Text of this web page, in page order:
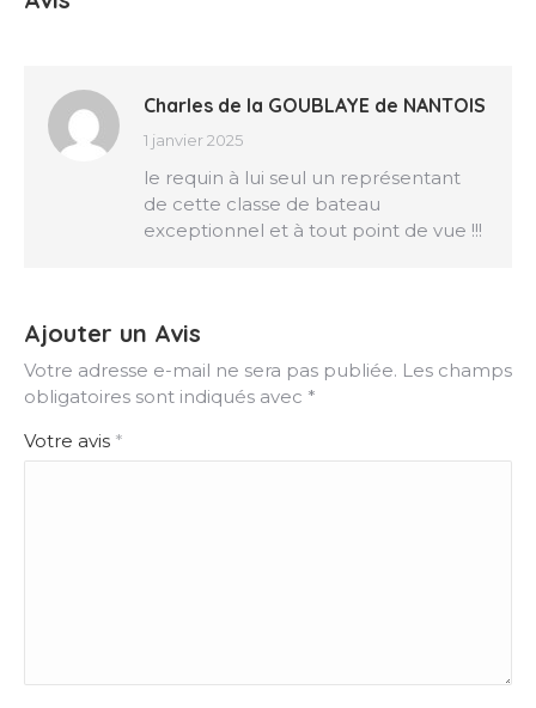
Charles de la GOUBLAYE de NANTOIS
1 janvier 2025
le requin à lui seul un représentant
de cette classe de bateau
exceptionnel et à tout point de vue !!!
Ajouter un Avis
Votre adresse e-mail ne sera pas publiée. Les champs
obligatoires sont indiqués avec *
Votre avis *